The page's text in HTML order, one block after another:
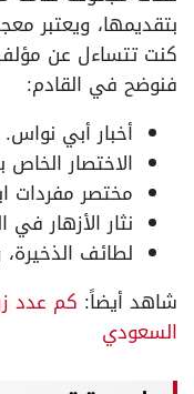
بتقديمها، ويعتبر
كنت تتساءل عن
فنوضح في القادم:
أخبار أبي نواس.
الاختصار الخاص
مختصر مفردات
نثار الأزهار في
لطائف
شاهد أيضاً: كم عدد
السعودي